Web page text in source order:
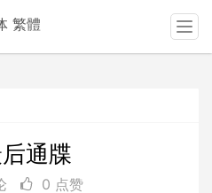
通牒
0 点赞
繁體
T
o